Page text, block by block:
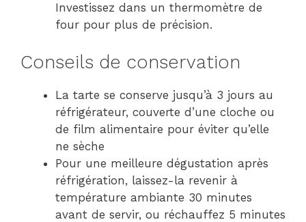
Investissez dans un thermomètre de
four pour plus de précision.
Conseils de conservation
La tarte se conserve jusqu’à 3 jours au
réfrigérateur, couverte d’une cloche ou
de film alimentaire pour éviter qu’elle
ne sèche
Pour une meilleure dégustation après
réfrigération, laissez-la revenir à
température ambiante 30 minutes
avant de servir, ou réchauffez 5 minutes